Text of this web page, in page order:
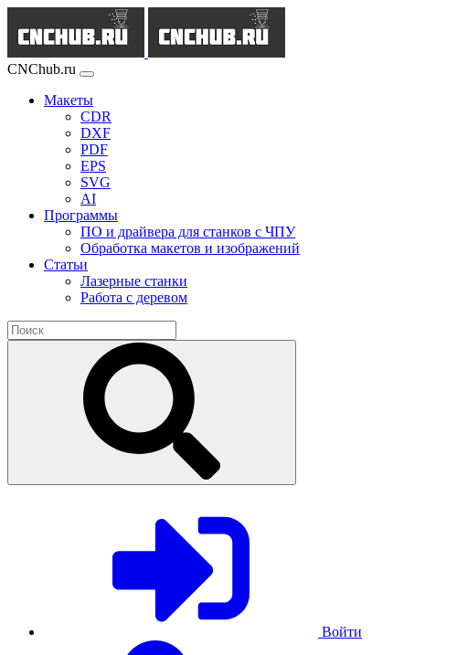
CNChub.ru
Макеты
CDR
DXF
PDF
EPS
SVG
AI
Программы
ПО и драйвера для станков с ЧПУ
Обработка макетов и изображений
Статьи
Лазерные станки
Работа с деревом
Войти